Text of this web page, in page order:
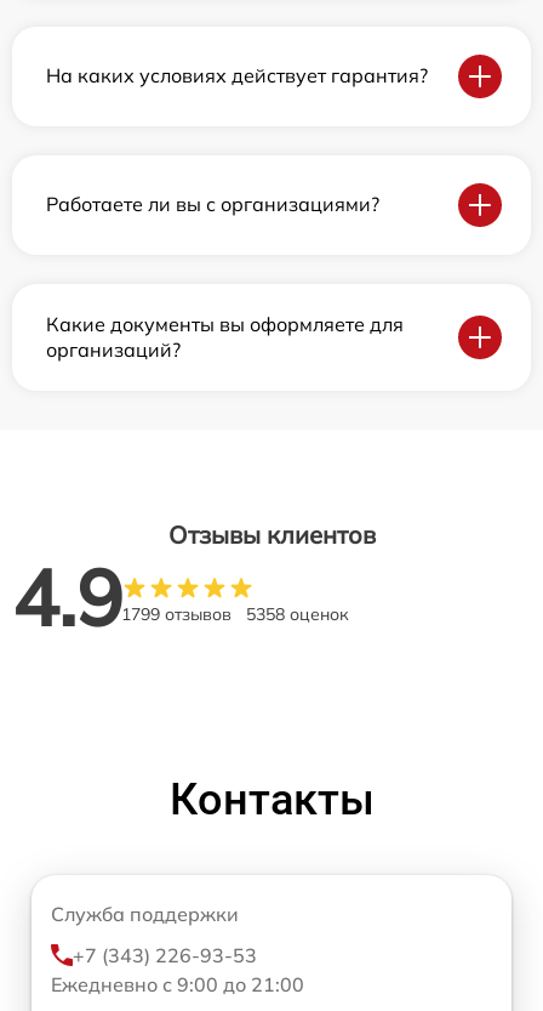
На каких условиях действует гарантия?
Работаете ли вы с организациями?
Какие документы вы оформляете для
организаций?
Отзывы клиентов
4.91799 отзывов 5358 оценок
Контакты
Служба поддержки
+7 (343) 226-93-53
Ежедневно с 9:00 до 21:00